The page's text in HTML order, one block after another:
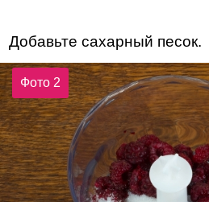
Добавьте сахарный песок.
Фото 2